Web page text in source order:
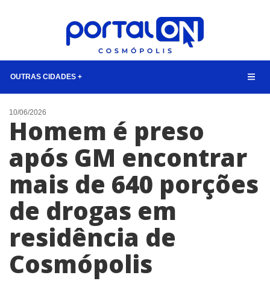
OUTRAS CIDADES +
NOTÍCIAS
LISTA DIGITAL
CONTATO
ANUNCIE
10/06/2026
Homem é preso
após GM encontrar
mais de 640 porções
de drogas em
residência de
Cosmópolis